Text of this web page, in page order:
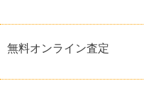
無料オンライン査定